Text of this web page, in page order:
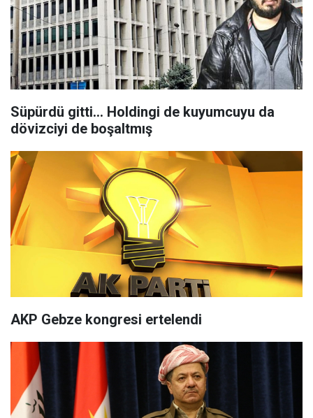
Süpürdü gitti... Holdingi de kuyumcuyu da
dövizciyi de boşaltmış
AKP Gebze kongresi ertelendi